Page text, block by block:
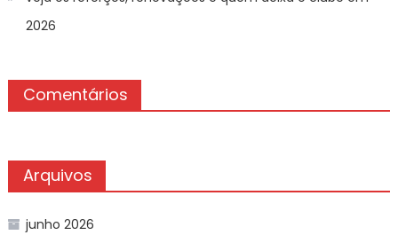
2026
Comentários
Arquivos
junho 2026